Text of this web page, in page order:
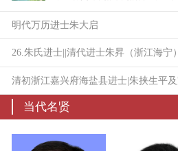
明代万历进士朱大启
26.朱氏进士||清代进士朱昇（浙江海宁）
当代名贤